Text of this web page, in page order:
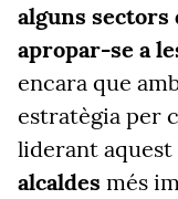
alguns
apropar-se a
encara que
estratègia per
liderant
alcaldes més